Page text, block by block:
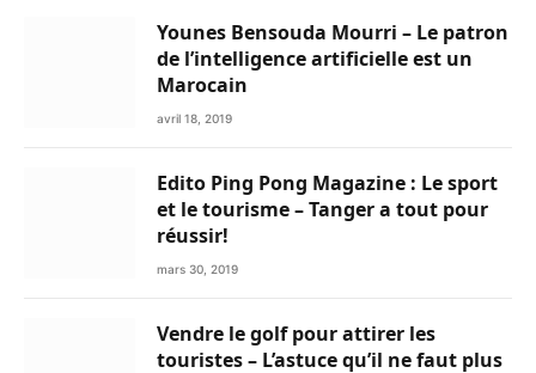
Younes Bensouda Mourri – Le patron
de l’intelligence artificielle est un
Marocain
avril 18, 2019
Edito Ping Pong Magazine : Le sport
et le tourisme – Tanger a tout pour
réussir!
mars 30, 2019
Vendre le golf pour attirer les
touristes – L’astuce qu’il ne faut plus